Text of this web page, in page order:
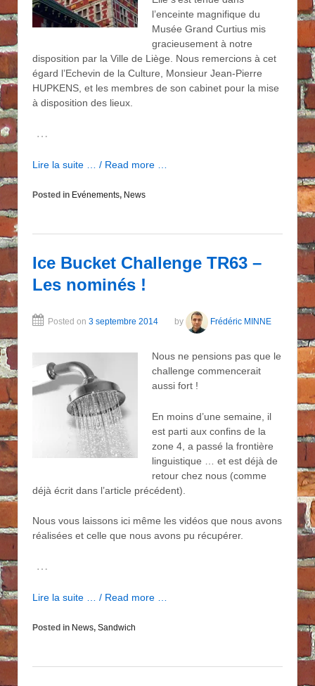
l’enceinte magnifique du
Musée Grand Curtius mis
gracieusement à notre
disposition par la Ville de Liège. Nous remercions à cet
égard l’Echevin de la Culture, Monsieur Jean-Pierre
HUPKENS, et les membres de son cabinet pour la mise
à disposition des lieux.
…
Lire la suite … / Read more …
Posted in Evénements, News
Ice Bucket Challenge TR63 –
Les nominés !
Posted on 3 septembre 2014 by Frédéric MINNE
Nous ne pensions pas que le
challenge commencerait
aussi fort !
En moins d’une semaine, il
est parti aux confins de la
zone 4, a passé la frontière
linguistique … et est déjà de
retour chez nous (comme
déjà écrit dans l’article précédent).
Nous vous laissons ici même les vidéos que nous avons
réalisées et celle que nous avons pu récupérer.
…
Lire la suite … / Read more …
Posted in News, Sandwich